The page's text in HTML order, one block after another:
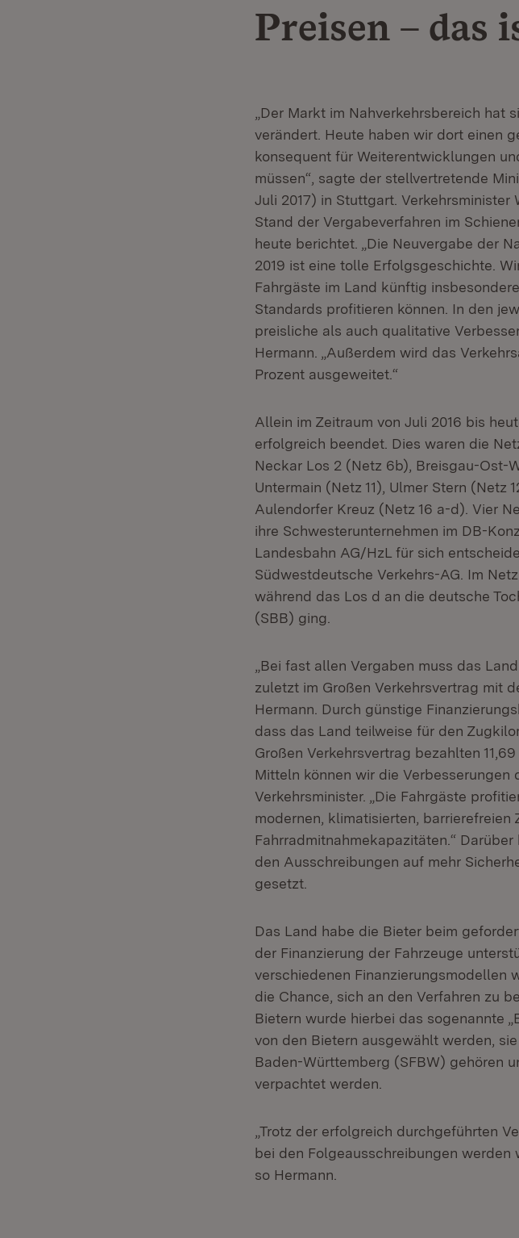
Preisen – das
„Der Markt im Nahverkehrsbereich
verändert. Heute haben wir dort einen
konsequent für Weiterentwicklungen
müssen“, sagte der stellvertretende
Juli 2017) in Stuttgart.
Stand der Vergabeverfahren im
heute berichtet. „Die Neuvergabe der
2019 ist eine tolle Erfolgsgeschichte.
Fahrgäste im Land künftig
Standards profitieren können. In den
preisliche als auch qualitative
Hermann. „Außerdem wird das
Prozent ausgeweitet.“
Allein im Zeitraum von Juli 2016 bis
erfolgreich beendet. Dies waren die
Neckar Los 2 (Netz 6b), Breisgau-Ost-
Untermain (Netz 11), Ulmer Stern (Netz
Aulendorfer Kreuz (Netz 16 a-d). Vier
ihre Schwesterunternehmen im DB-
Landesbahn AG/HzL für sich
Südwestdeutsche Verkehrs-AG. Im
während das Los d an die deutsche
(SBB) ging.
„Bei fast allen Vergaben muss das
zuletzt im Großen Verkehrsvertrag mit
Hermann. Durch günstige
dass das Land teilweise für den
Großen Verkehrsvertrag bezahlten
Mitteln können wir die Verbesserungen
Verkehrsminister. „Die Fahrgäste
modernen, klimatisierten,
Fahrradmitnahmekapazitäten.“
den Ausschreibungen auf mehr
gesetzt.
Das Land habe die Bieter beim
der Finanzierung der Fahrzeuge
verschiedenen Finanzierungsmodellen
die Chance, sich an den Verfahren zu
Bietern wurde hierbei das sogenannte
von den Bietern ausgewählt werden,
Baden-Württemberg (SFBW) gehören
verpachtet werden.
„Trotz der erfolgreich durchgeführten
bei den Folgeausschreibungen werden
so Hermann.